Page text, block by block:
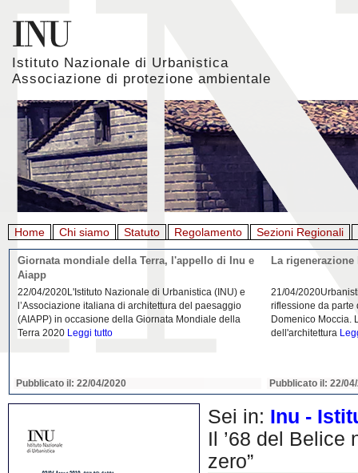
Istituto Nazionale di Urbanistica
Associazione di protezione ambientale
Home Chi siamo Statuto Regolamento Sezioni Regionali
Giornata mondiale della Terra, l'appello di Inu e
Aiapp
22/04/2020L'Istituto Nazionale di Urbanistica (INU) e
l’Associazione italiana di architettura del paesaggio
(AIAPP) in occasione della Giornata Mondiale della
Terra 2020 Leggi tutto
Pubblicato il: 22/04/2020
La
21/04/
riflessione da parte
Domenico Moccia.
dell'architettura
Pubblicato il: 22/
Sei in: Inu -
Il ’68 del Belice
zero”